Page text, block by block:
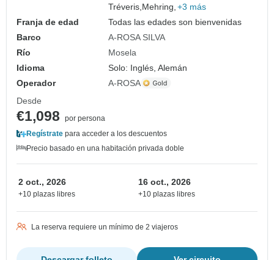
Tréveris, Mehring, +3 más
Franja de edad
Todas las edades son bienvenidas
Barco
A-ROSA SILVA
Río
Mosela
Idioma
Solo: Inglés, Alemán
Operador
A-ROSA
Desde
€1,098
por persona
Regístrate para acceder a los descuentos
Precio basado en una habitación privada doble
2 oct., 2026
+10 plazas libres
16 oct., 2026
+10 plazas libres
La reserva requiere un mínimo de 2 viajeros